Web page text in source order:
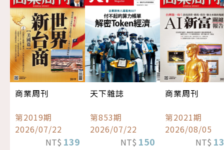
商業周刊
第2019期
2026/07/22
NT$ 139
天下雜誌
第853期
2026/07/22
NT$ 150
商業周刊
第2021期
2026/08/05
NT$